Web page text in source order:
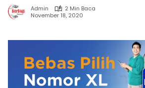
Admin
2 Min Baca
November 18, 2020